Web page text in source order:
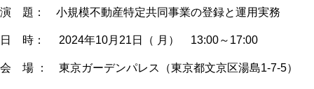
演 題： 小規模不動産特定共同事業の登録と運用実務
日 時： 2024年10月21日（ 月） 13:00～17:00
会 場 ： 東京ガーデンパレス（東京都文京区湯島1-7-5）